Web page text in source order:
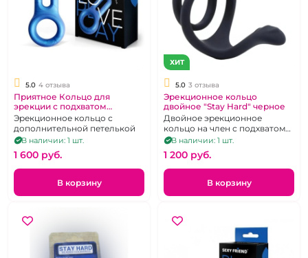
5.0 4 отзыва
Приятное Кольцо для
эрекции с подхватом
мошонки "Sexy Friend" Play
синее
Эрекционное кольцо с
дополнительной петелькой
В наличии: 1 шт.
1 600 pуб.
В корзину
ХИТ
5.0 3 отзыва
Эрекционное кольцо
двойное "Stay Hard" черное
Двойное эрекционное
кольцо на член с подхватом
мошшонки
В наличии: 1 шт.
1 200 pуб.
В корзину